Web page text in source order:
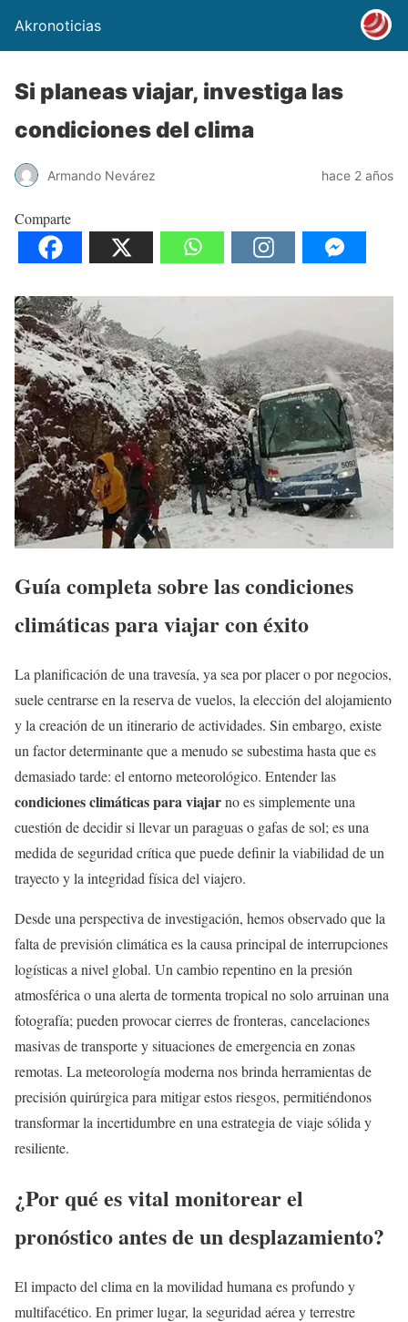
Akronoticias
Si planeas viajar, investiga las
condiciones del clima
Armando Nevárez hace 2 años
Comparte
Guía completa sobre las condiciones
climáticas para viajar con éxito
La planificación de una travesía, ya sea por placer o por negocios,
suele centrarse en la reserva de vuelos, la elección del alojamiento
y la creación de un itinerario de actividades. Sin embargo, existe
un factor determinante que a menudo se subestima hasta que es
demasiado tarde: el entorno meteorológico. Entender las
condiciones climáticas para viajarno es simplemente una
cuestión de decidir si llevar un paraguas o gafas de sol; es una
medida de seguridad crítica que puede definir la viabilidad de un
trayecto y la integridad física del viajero.
Desde una perspectiva de investigación, hemos observado que la
falta de previsión climática es la causa principal de interrupciones
logísticas a nivel global. Un cambio repentino en la presión
atmosférica o una alerta de tormenta tropical no solo arruinan una
fotografía; pueden provocar cierres de fronteras, cancelaciones
masivas de transporte y situaciones de emergencia en zonas
remotas. La meteorología moderna nos brinda herramientas de
precisión quirúrgica para mitigar estos riesgos, permitiéndonos
transformar la incertidumbre en una estrategia de viaje sólida y
resiliente.
¿Por qué es vital monitorear el
pronóstico antes de un desplazamiento?
El impacto del clima en la movilidad humana es profundo y
multifacético. En primer lugar, la seguridad aérea y terrestre